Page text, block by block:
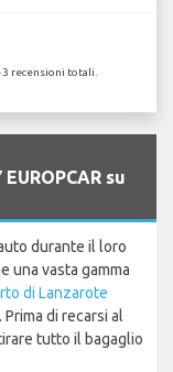
recensioni totali.
su
durante il loro
una vasta gamma
di Lanzarote
. Prima di recarsi al
tutto il bagaglio